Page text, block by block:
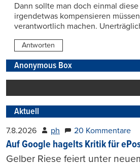
Dann sollte man doch einmal
irgendetwas kompensieren
verantwortlich machen.
Antworten
Anonymous Box
Aktuell
7.8.2026 ph 20 Kommentare
Auf Google hagelts Kritik für
Gelber Riese feiert unter